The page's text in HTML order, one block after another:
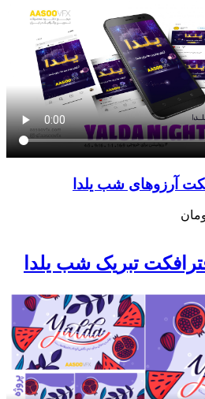
آرزوهای شب یلدا
تبریک شب یلدا